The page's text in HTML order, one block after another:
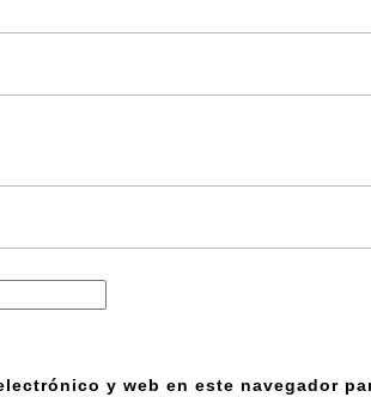
y web en este navegador